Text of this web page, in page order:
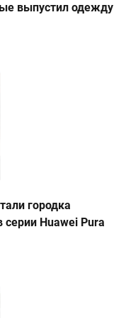
выпустил одежду
городка
Huawei Pura